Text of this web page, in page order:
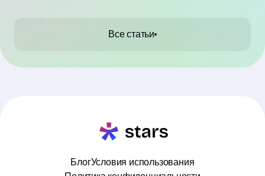
Все статьи
БлогУсловия использования